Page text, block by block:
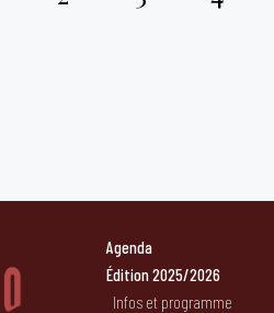
Agenda
Édition 2025/2026
Infos et programme